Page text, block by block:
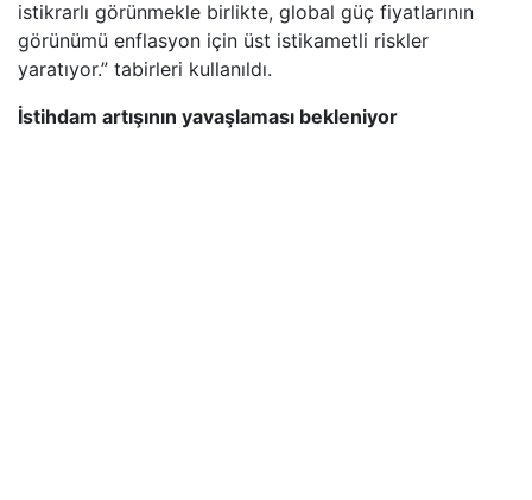
istikrarlı görünmekle birlikte, global güç fiyatlarının
görünümü enflasyon için üst istikametli riskler
yaratıyor.” tabirleri kullanıldı.
İstihdam artışının yavaşlaması bekleniyor